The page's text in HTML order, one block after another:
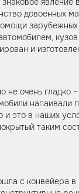
довоенных
кузов
и
не очень гладко
напаивали
и это в наших
таким
с конвейера в